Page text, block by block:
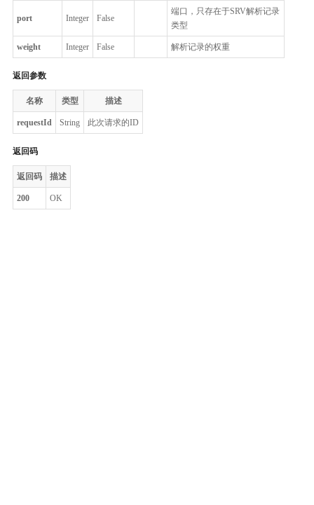
port Integer False
端口，只存在于SRV解析记录
类型
weight Integer False 解析记录的权重
返回参数
名称 类型 描述
requestId String 此次请求的ID
返回码
返回码 描述
200 OK